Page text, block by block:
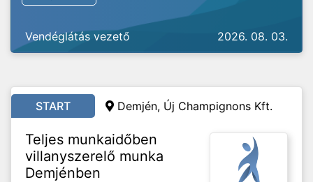
Vendéglátás vezető 2026. 08. 03.
START Demjén, Új Champignons Kft.
Teljes munkaidőben
villanyszerelő munka
Demjénben